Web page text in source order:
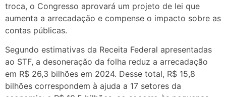
troca, o Congresso aprovará um projeto de lei que
aumenta a arrecadação e compense o impacto sobre as
contas públicas.
Segundo estimativas da Receita Federal apresentadas
ao STF, a desoneração da folha reduz a arrecadação
em R$ 26,3 bilhões em 2024. Desse total, R$ 15,8
bilhões correspondem à ajuda a 17 setores da